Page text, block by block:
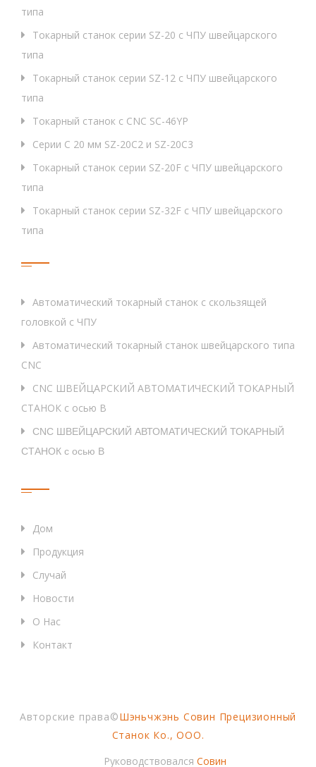
типа
Токарный станок серии SZ-20 с ЧПУ швейцарского
типа
Токарный станок серии SZ-12 с ЧПУ швейцарского
типа
Токарный станок с CNC SC-46YP
Серии C 20 мм SZ-20C2 и SZ-20C3
Токарный станок серии SZ-20F с ЧПУ швейцарского
типа
Токарный станок серии SZ-32F с ЧПУ швейцарского
типа
Автоматический токарный станок с скользящей
головкой с ЧПУ
Автоматический токарный станок швейцарского типа
CNC
CNC ШВЕЙЦАРСКИЙ АВТОМАТИЧЕСКИЙ ТОКАРНЫЙ
СТАНОК с осью B
CNC ШВЕЙЦАРСКИЙ АВТОМАТИЧЕСКИЙ ТОКАРНЫЙ
СТАНОК с осью B
Дом
Продукция
Случай
Новости
О Нас
Контакт
Авторские права©Шэньчжэнь Совин Прецизионный
Станок Ко., ООО.
Руководствовался Совин